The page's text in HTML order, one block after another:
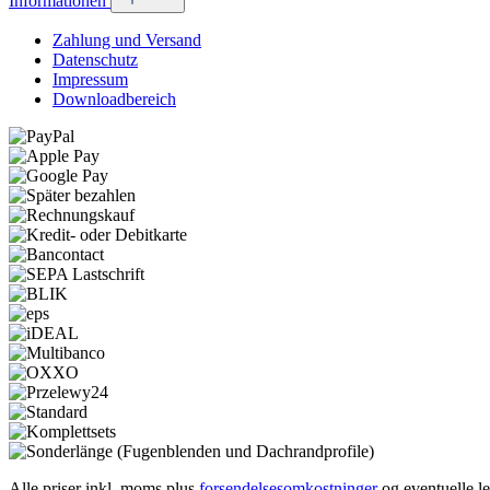
Zahlung und Versand
Datenschutz
Impressum
Downloadbereich